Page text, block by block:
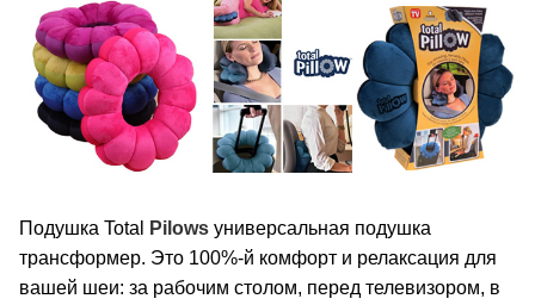
Подушка Total Pilows универсальная подушка
трансформер. Это 100%-й комфорт и релаксация для
вашей шеи: за рабочим столом, перед телевизором, в